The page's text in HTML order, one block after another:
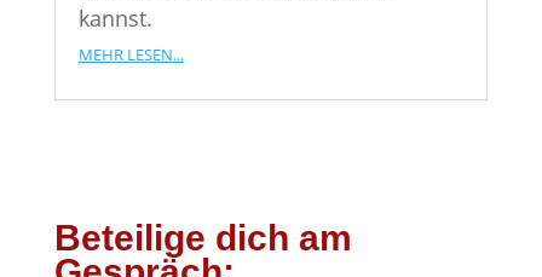
kannst.
mehr lesen...
Beteilige dich am